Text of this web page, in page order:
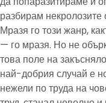
разбирам некролозите
Мразя го този жанр,
— го мразя. Но не
това поле на
най-добрия случай е
нежели по труда на